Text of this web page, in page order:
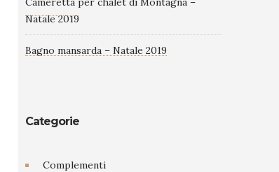
Natale 2019
Bagno mansarda – Natale 2019
Categorie
Complementi